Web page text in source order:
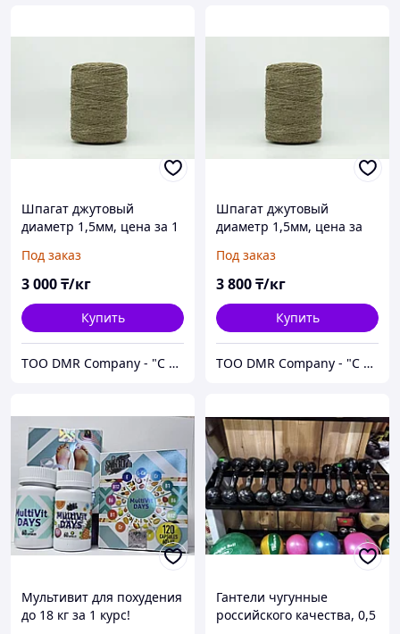
Шпагат джутовый
диаметр 1,5мм, цена за 1
Под заказ
3 000₸/кг
Купить
ТОО DMR Company - "С НАМИ НАДЕЖНО" город Алматы
Шпагат джутовый
диаметр 1,5мм, цена за
Под заказ
3 800₸/кг
Купить
ТОО DMR Company - "С НАМИ НАДЕЖНО" город Алматы
Мультивит для похудения
до 18 кг за 1 курс!
Гантели чугунные
российского качества, 0,5